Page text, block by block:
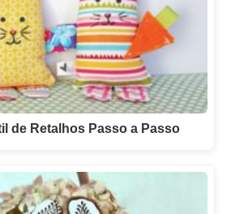
de Retalhos Passo a Passo